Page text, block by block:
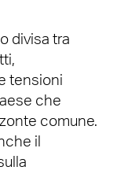
divisa tra
tensioni
che
comune.
il